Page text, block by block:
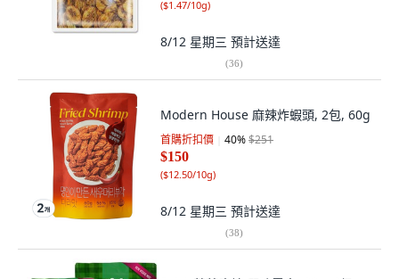
($1.47/10g)
8/12 星期三 預計送達
(36)
Modern House 麻辣炸蝦頭, 2包, 60g
首購折扣價 40%$251
$150
($12.50/10g)
8/12 星期三 預計送達
(38)